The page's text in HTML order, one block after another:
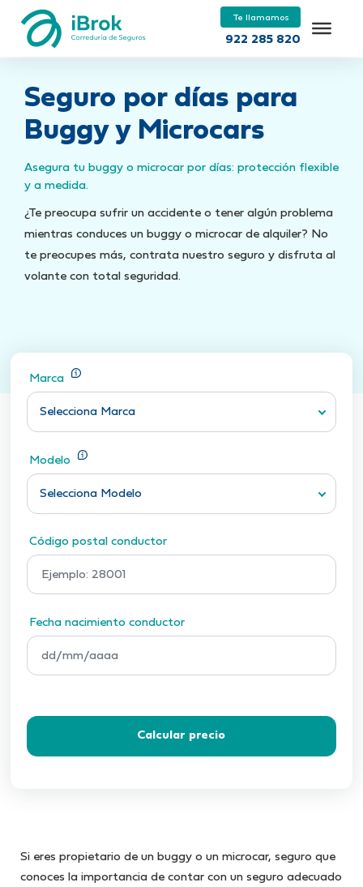
Te llamamos
922 285 820
Seguro por días para
Buggy y Microcars
Asegura tu buggy o microcar por días: protección flexible
y a medida.
¿Te preocupa sufrir un accidente o tener algún problema
mientras conduces un buggy o microcar de alquiler? No
te preocupes más, contrata nuestro seguro y disfruta al
volante con total seguridad.
Marca
Selecciona Marca
Modelo
Selecciona Modelo
Código postal conductor
Fecha nacimiento conductor
Calcular precio
Si eres propietario de un buggy o un microcar, seguro que
conoces la importancia de contar con un seguro adecuado